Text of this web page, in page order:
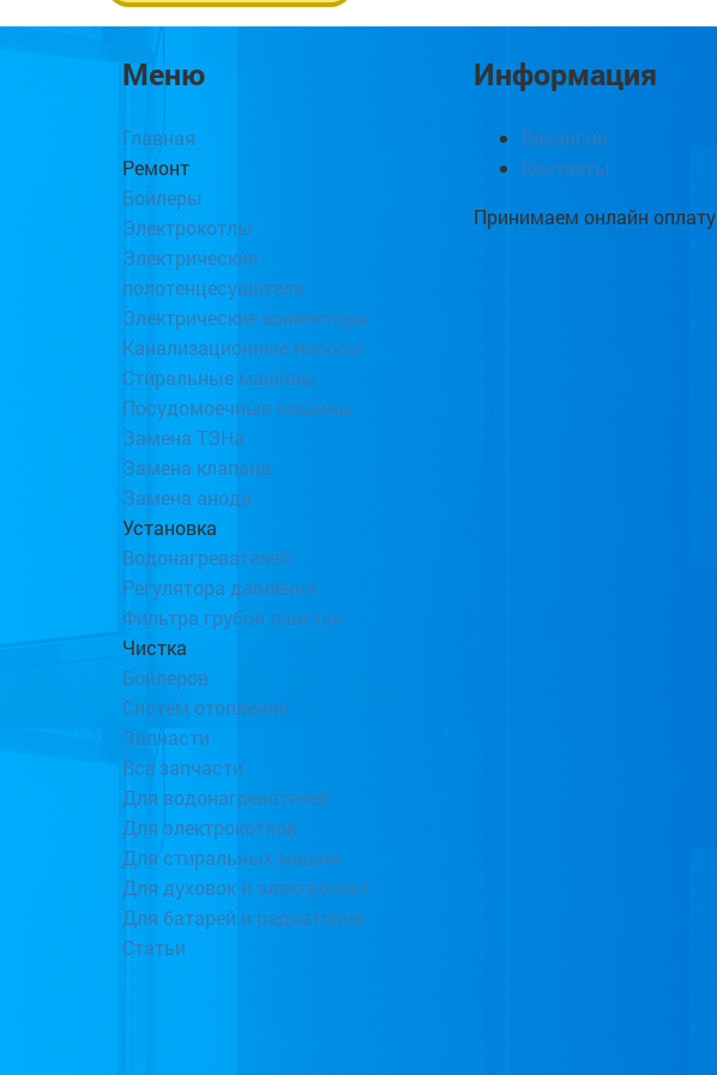
Меню
Главная
Ремонт
Бойлеры
Электрокотлы
Электрические
полотенцесушители
Электрические конвекторы
Канализационные насосы
Стиральные машины
Посудомоечные машины
Замена ТЭНа
Замена клапана
Замена анода
Установка
Водонагревателей
Регулятора давления
Фильтра грубой очистки
Чистка
Бойлеров
Систем отопления
Запчасти
Все запчасти
Для водонагревателей
Для электрокотлов
Для стиральных машин
Для духовок и электроплит
Для батарей и радиаторов
Статьи
Информация
Вакансии
Контакты
Принимаем онлайн оплату